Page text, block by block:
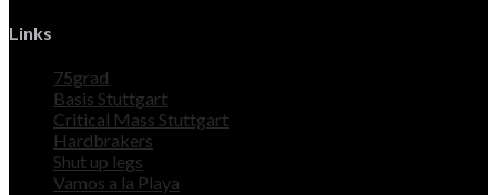
Links
75grad
Basis Stuttgart
Critical Mass Stuttgart
Hardbrakers
Shut up legs
Vamos a la Playa